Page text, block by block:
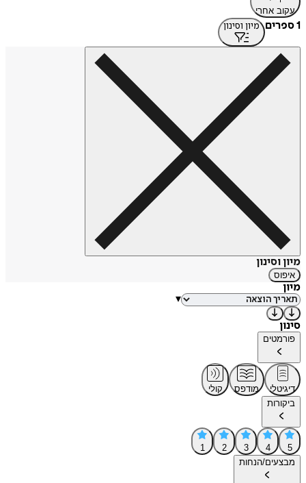
עקוב אחרי
1 ספרים מיון וסינון
מיון וסינון
איפוס
מיון
▾
סינון
פורמטים
דיגיטלי מודפס
קולי
ביקורות
5
4
3
2
1
מבצעים/הנחות